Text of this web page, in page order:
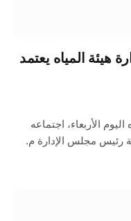
هيئة المياه يعتمد
الأربعاء، اجتماعه
رئيس مجلس الإدارة م.